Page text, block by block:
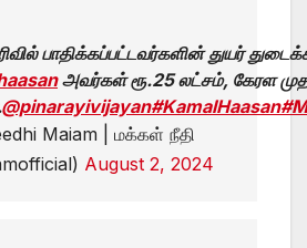
பாதிக்கப்பட்டவர்களின் துயர்
அவர்கள் ரூ.25 லட்சம், கேரள
@pinarayivijayan#KamalHaasan
Maiam | மக்கள் நீதி
August 2, 2024